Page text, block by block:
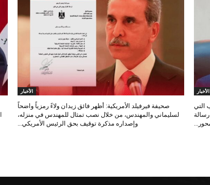
الأخبار
التي
الأخبار
صحيفة فيرفيلد الأمريكية: أظهر فائق زيدان ولاءً رمزياً واضحاً
لسليماني والمهندس، من خلال نصب تمثال للمهندس في منزله،
وإصداره مذكرة توقيف بحق الرئيس الأمريكي...